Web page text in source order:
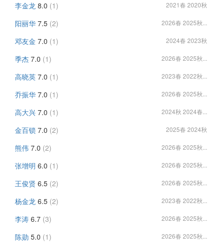
李金龙 8.0 (1) 2021春 2020秋
阳丽华 7.5 (2) 2026春 2025秋...
邓友金 7.0 (1) 2024春 2023秋
季杰 7.0 (1) 2026春 2025秋...
高晓英 7.0 (1) 2023春 2022秋...
乔振华 7.0 (1) 2026春 2025秋...
高大兴 7.0 (1) 2024秋 2024春...
金百锁 7.0 (2) 2025春 2024秋
熊伟 7.0 (2) 2026春 2025秋...
张增明 6.0 (1) 2026春 2025秋...
王俊贤 6.5 (2) 2026春 2025秋...
杨金龙 6.5 (2) 2023春 2022秋...
李涛 6.7 (3) 2026春 2025秋...
陈勋 5.0 (1) 2026春 2025秋...